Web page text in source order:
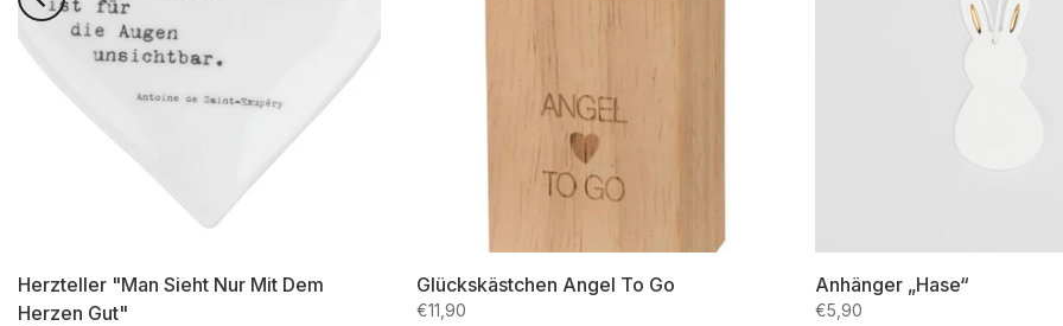
Herzteller "Man Sieht Nur Mit Dem
Herzen Gut"
Glückskästchen Angel To Go
€11,90
Anhänger „Hase“
€5,90